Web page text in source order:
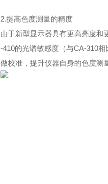
2.提高色度测量的精度
由于新型显示器具有更高亮度和
-410的光谱敏感度（与CA-310
做校准，提升仪器自身的色度测